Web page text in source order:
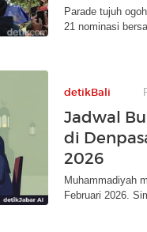
Parade tujuh
21 nominasi
detikBali
Jadwal
di
2026
Muhammadiyah
Februari 2026.